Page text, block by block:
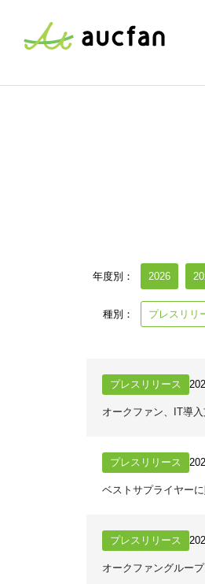
年度別： 2026
種別： プレスリリ
プレスリリース
オークファン、IT導
プレスリリース
ベストサプライヤー
プレスリリース
オークファングルー